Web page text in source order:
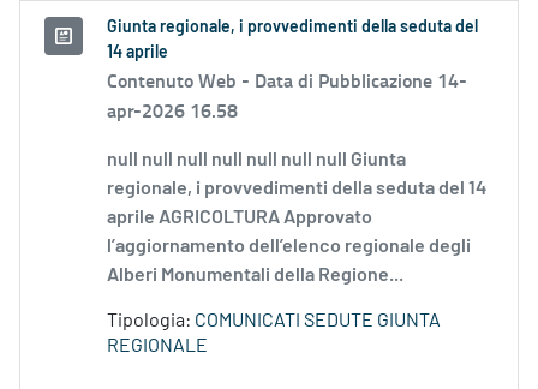
Giunta regionale, i provvedimenti della seduta del
14 aprile
Contenuto Web - Data di Pubblicazione 14-
apr-2026 16.58
null null null null null null null Giunta
regionale, i provvedimenti della seduta del 14
aprile AGRICOLTURA Approvato
l’aggiornamento dell’elenco regionale degli
Alberi Monumentali della Regione...
Tipologia: COMUNICATI SEDUTE GIUNTA
REGIONALE